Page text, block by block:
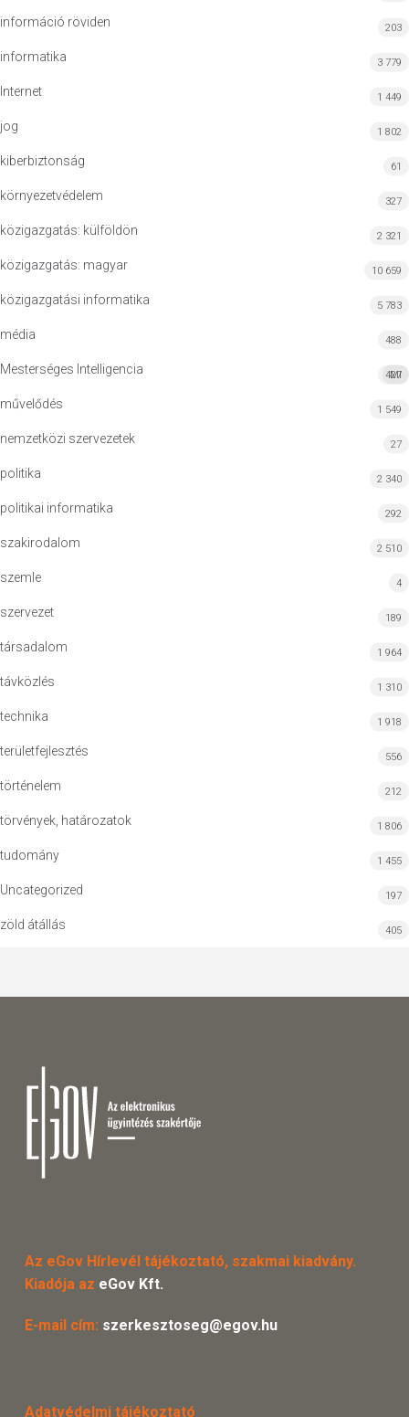
információ röviden 203
informatika 3 779
Internet 1 449
jog 1 802
kiberbiztonság 61
környezetvédelem 327
közigazgatás: külföldön 2 321
közigazgatás: magyar 10 659
közigazgatási informatika 5 783
média 488
Mesterséges Intelligencia MI
427
művelődés 1 549
nemzetközi szervezetek 27
politika 2 340
politikai informatika 292
szakirodalom 2 510
szemle 4
szervezet 189
társadalom 1 964
távközlés 1 310
technika 1 918
területfejlesztés 556
történelem 212
törvények, határozatok 1 806
tudomány 1 455
Uncategorized 197
zöld átállás 405
Az eGov Hírlevél tájékoztató, szakmai kiadvány.
Kiadója az eGov Kft.
E-mail cím: szerkesztoseg@egov.hu
Adatvédelmi tájékoztató